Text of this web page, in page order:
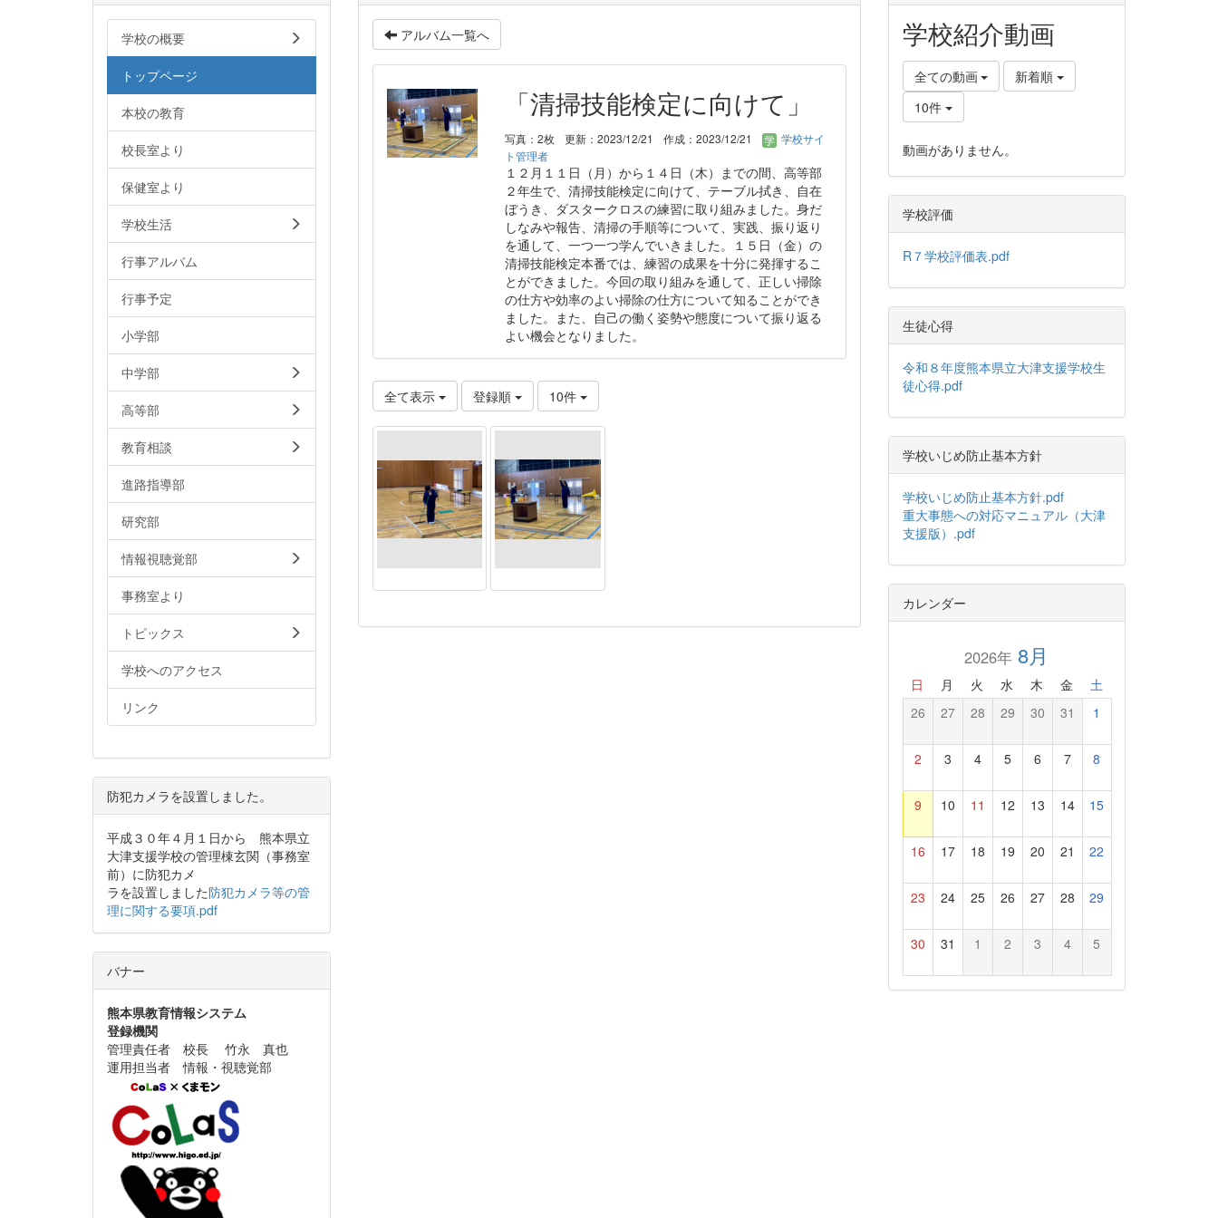
アルバム一覧へ
「清掃技能検定に向けて」
写真：2枚 更新：2023/12/21 作成：2023/12/21
学校サイ
ト管理者
１２月１１日（月）から１４日（木）までの間、高等部
２年生で、清掃技能検定に向けて、テーブル拭き、自在
ぼうき、ダスタークロスの練習に取り組みました。身だ
しなみや報告、清掃の手順等について、実践、振り返り
を通して、一つ一つ学んでいきました。１５日（金）の
清掃技能検定本番では、練習の成果を十分に発揮するこ
とができました。今回の取り組みを通して、正しい掃除
の仕方や効率のよい掃除の仕方について知ることができ
ました。また、自己の働く姿勢や態度について振り返る
よい機会となりました。
全て表示 登録順 10件
学校の概要
トップページ
本校の教育
校長室より
保健室より
学校生活
行事アルバム
行事予定
小学部
中学部
高等部
教育相談
進路指導部
研究部
情報視聴覚部
事務室より
トピックス
学校へのアクセス
リンク
防犯カメラを設置しました。
平成３０年４月１日から 熊本県立
大津支援学校の管理棟玄関（事務室
前）に防犯カメ
ラを設置しました防犯カメラ等の管
理に関する要項.pdf
バナー
熊本県教育情報システム
登録機関
管理責任者 校長 竹永 真也
運用担当者 情報・視聴覚部
学校紹介動画
全ての動画
新着順
10件
動画がありません。
学校評価
R７学校評価表.pdf
生徒心得
令和８年度熊本県立大津支援学校生
徒心得.pdf
学校いじめ防止基本方針
学校いじめ防止基本方針.pdf
重大事態への対応マニュアル（大津
支援版）.pdf
カレンダー
2026年 8月
日 月 火 水 木 金 土
26 27 28 29 30 31 1
2 3 4 5 6 7 8
9 10 11 12 13 14 15
16 17 18 19 20 21 22
23 24 25 26 27 28 29
30 31 1 2 3 4 5